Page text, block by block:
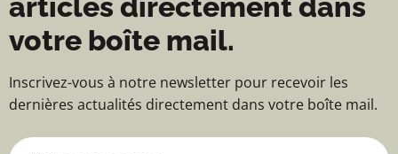
articles directement dans
votre boîte mail.
Inscrivez-vous à notre newsletter pour recevoir les
dernières actualités directement dans votre boîte mail.